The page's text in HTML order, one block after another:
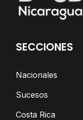
SECCIONES
Nacionales
Sucesos
Costa Rica